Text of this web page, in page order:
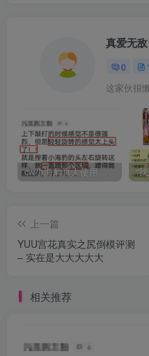
真爱无敌
0
这家伙很
cw小海豹真人使用视频教学，小海豹到底咋用？
上一篇
YUU宫花真实之尻倒模评测
– 实在是大大大大大
相关推荐